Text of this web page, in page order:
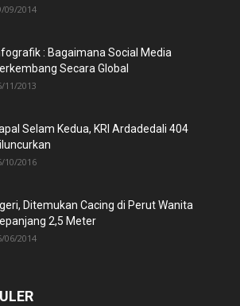
09/2014
: Bagaimana Social Media
Secara Global
11/2013
Selam Kedua, KRI Ardadedali 404
10/2016
Ditemukan Cacing di Perut Wanita
2,5 Meter
06/2014